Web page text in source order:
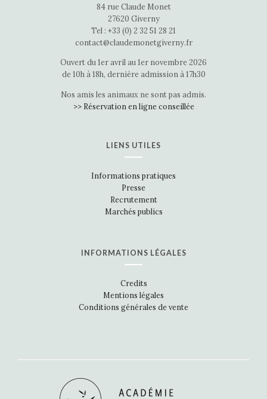
84 rue Claude Monet
27620 Giverny
Tel : +33 (0) 2 32 51 28 21
contact@claudemonetgiverny.fr
Ouvert du 1er avril au 1er novembre 2026
de 10h à 18h, dernière admission à 17h30
Nos amis les animaux ne sont pas admis.
>> Réservation en ligne conseillée
LIENS UTILES
Informations pratiques
Presse
Recrutement
Marchés publics
INFORMATIONS LÉGALES
Credits
Mentions légales
Conditions générales de vente